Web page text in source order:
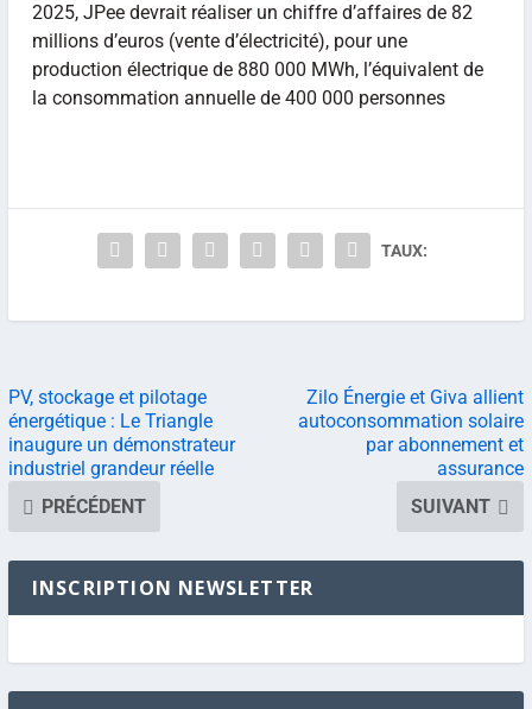
2025, JPee devrait réaliser un chiffre d’affaires de 82
millions d’euros (vente d’électricité), pour une
production électrique de 880 000 MWh, l’équivalent de
la consommation annuelle de 400 000 personnes
TAUX:
PV, stockage et pilotage
énergétique : Le Triangle
inaugure un démonstrateur
industriel grandeur réelle
PRÉCÉDENT
Zilo Énergie et Giva allient
autoconsommation solaire
par abonnement et
assurance
SUIVANT
INSCRIPTION NEWSLETTER